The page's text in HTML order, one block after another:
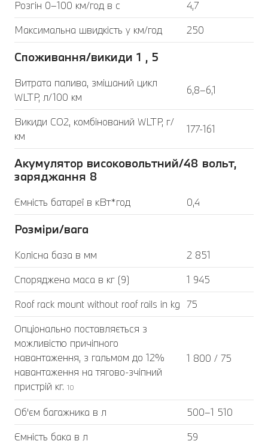
Розгін 0–100 км/год в с
4,7
Максимальна швидкість у км/год
250
Споживання/викиди 1 , 5
Витрата палива, змішаний цикл
WLTP, л/100 км
6,8–6,1
Викиди CO2, комбінований WLTP, г/
км
177-161
Акумулятор високовольтний/48 вольт,
заряджання 8
Ємність батареї в кВт*год 0,4
Розміри/вага
Колісна база в мм
2 851
Споряджена маса в кг (9)
1 945
Roof rack mount without roof rails in kg 75
Опціонально поставляється з
можливістю причіпного
навантаження, з гальмом до 12%
навантаження на тягово-зчіпний
пристрій кг. 10
1 800 / 75
Об'єм багажника в л
500–1 510
Ємність бака в л
59